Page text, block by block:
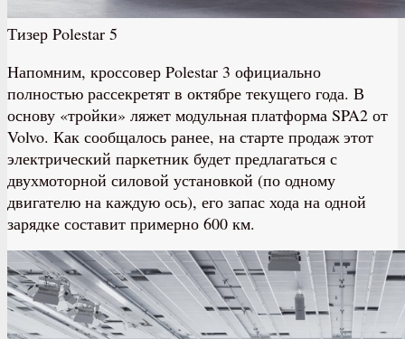
Тизер Polestar 5
Напомним, кроссовер Polestar 3 официально
полностью рассекретят в октябре текущего года. В
основу «тройки» ляжет модульная платформа SPA2 от
Volvo. Как сообщалось ранее, на старте продаж этот
электрический паркетник будет предлагаться с
двухмоторной силовой установкой (по одному
двигателю на каждую ось), его запас хода на одной
зарядке составит примерно 600 км.